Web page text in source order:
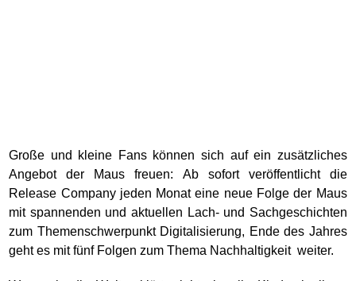
Große und kleine Fans können sich auf ein zusätzliches
Angebot der Maus freuen: Ab sofort veröffentlicht die
Release Company jeden Monat eine neue Folge der Maus
mit spannenden und aktuellen Lach- und Sachgeschichten
zum Themenschwerpunkt Digitalisierung, Ende des Jahres
geht es mit fünf Folgen zum Thema Nachhaltigkeit weiter.